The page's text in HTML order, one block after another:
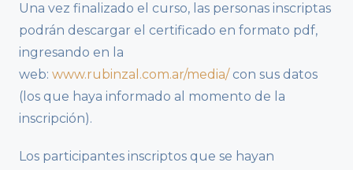
Una vez finalizado el curso, las personas inscriptas
podrán descargar el certificado en formato pdf,
ingresando en la
web: www.rubinzal.com.ar/media/ con sus datos
(los que haya informado al momento de la
inscripción).
Los participantes inscriptos que se hayan